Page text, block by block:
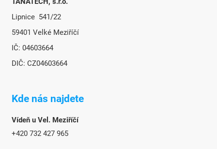
Lipnice 541/22
59401 Velké Meziříčí
IČ: 04603664
DIČ: CZ04603664
Kde nás najdete
Vídeň u Vel. Meziříčí
+420 732 427 965